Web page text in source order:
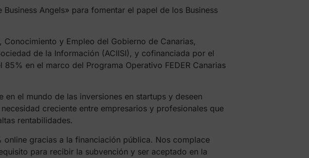
Angels» para fomentar el papel de los Business
y Empleo del Gobierno de Canarias,
de la Información (ACIISI), y cofinanciada por el
en el marco del Programa Operativo FEDER Canarias
el mundo de las inversiones en startups y deseen
creciente entre empresarios y profesionales que
rentabilidades.
gracias a la financiación pública. Nos complace
para recibir la subvención y ser aceptado en la